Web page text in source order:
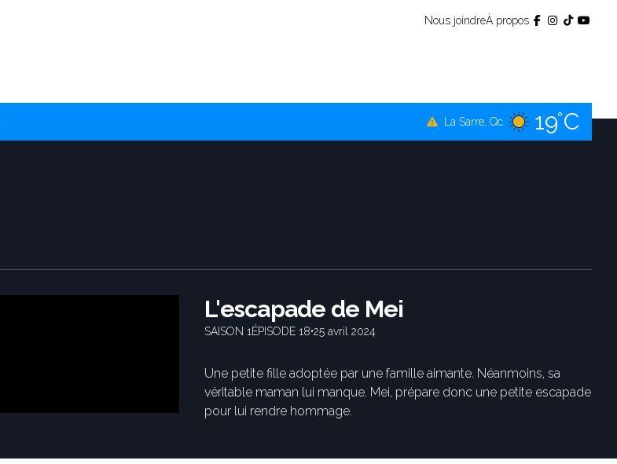
Nous joindreÀ propos
La Sarre, Qc 19°C
L'escapade de Mei
SAISON 1 ÉPISODE 18•25 avril 2024
Une petite fille adoptée par une famille aimante. Néanmoins, sa
véritable maman lui manque. Mei, prépare donc une petite escapade
pour lui rendre hommage.